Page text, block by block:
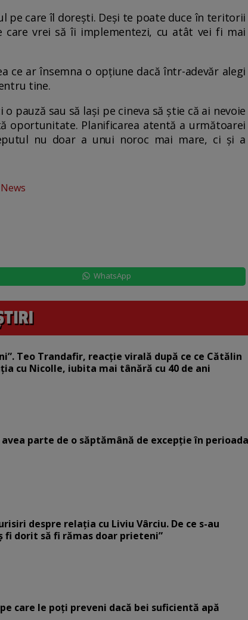
pe care îl dorești. Deși te poate duce în teritorii
vrei să îi implementezi, cu atât vei fi mai
ce ar însemna o opțiune dacă într-adevăr alegi
tine.
pauză sau să lași pe cineva să știe că ai nevoie
oportunitate. Planificarea atentă a următoarei
nu doar a unui noroc mai mare, ci și a
WhatsApp
Teo Trandafir, reacție virală după ce ce Cătălin
cu Nicolle, iubita mai tânără cu 40 de ani
parte de o săptămână de excepție în
despre relația cu Liviu Vârciu. De ce s-au
fi dorit să fi rămas doar prieteni”
care le poți preveni dacă bei suficientă apă